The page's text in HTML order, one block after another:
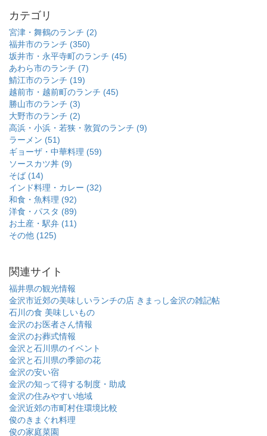
カテゴリ
宮津・舞鶴のランチ (2)
福井市のランチ (350)
坂井市・永平寺町のランチ (45)
あわら市のランチ (7)
鯖江市のランチ (19)
越前市・越前町のランチ (45)
勝山市のランチ (3)
大野市のランチ (2)
高浜・小浜・若狭・敦賀のランチ (9)
ラーメン (51)
ギョーザ・中華料理 (59)
ソースカツ丼 (9)
そば (14)
インド料理・カレー (32)
和食・魚料理 (92)
洋食・パスタ (89)
お土産・駅弁 (11)
その他 (125)
関連サイト
福井県の観光情報
金沢市近郊の美味しいランチの店 きまっし金沢の雑記帖
石川の食 美味しいもの
金沢のお医者さん情報
金沢のお葬式情報
金沢と石川県のイベント
金沢と石川県の季節の花
金沢の安い宿
金沢の知って得する制度・助成
金沢の住みやすい地域
金沢近郊の市町村住環境比較
俊のきまぐれ料理
俊の家庭菜園